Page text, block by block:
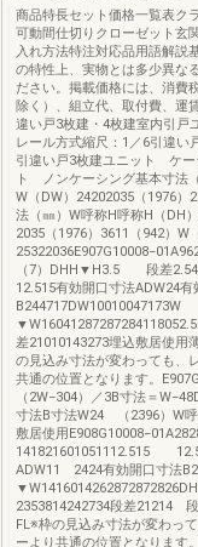
商品特長セット価格一覧表ク
可動間仕切りクローゼット玄
入れ方法特注対応品用語解説
の特性上、実物とは多少異な
ださい。掲載価格には、消費
除く）、組立代、取付費、運
違い戸3枚建・4枚建室内引戸
レール方式縮尺：1／6引違
引違い戸3枚建ユニット ケー
ト ノンケーシング基本寸法
W（DW）24202035（1976）
法（㎜）W呼称H呼称H（DH
2035（1976）3611（942）W
（7）DHH▼H3.5 段差
12.515有効開口寸法ADW24有
B244717DW10010047173W
差21010143273埋込敷居使
の見込み寸法が変わっても、
共通の位置となります。
（2W−304）／3B寸法＝
寸法B寸法W24 （2396）W
敷居使用
141821601051112.515
ADW11 2424有効開口寸法
2353814242734段差21214
FL※枠の見込み寸法が変わっ
ーより共通の位置となります